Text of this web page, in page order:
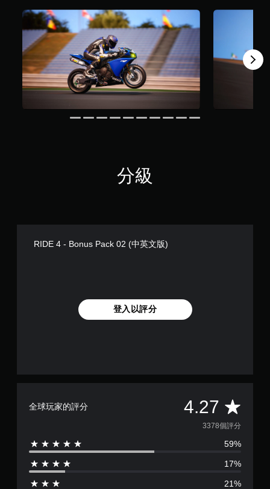
分級
RIDE 4 - Bonus Pack 02 (中英文版)
登入以評分
全球玩家的評分 4.27 平
均
評
分
3378個評分
59%
17%
21%